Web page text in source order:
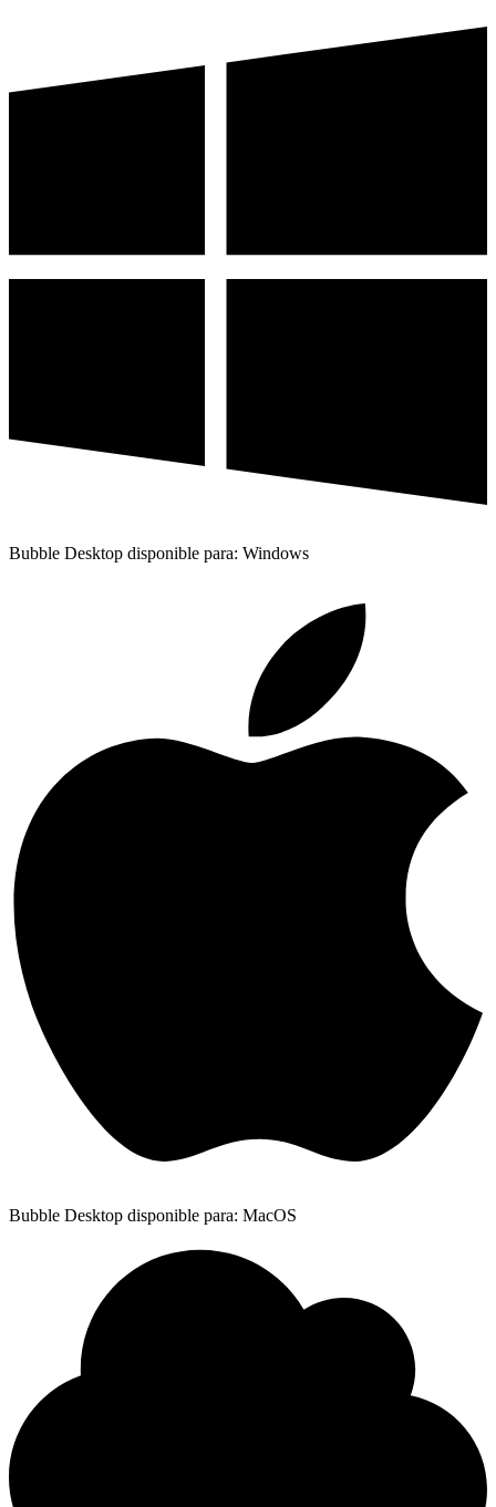
Bubble Desktop disponible para: Windows
Bubble Desktop disponible para: MacOS